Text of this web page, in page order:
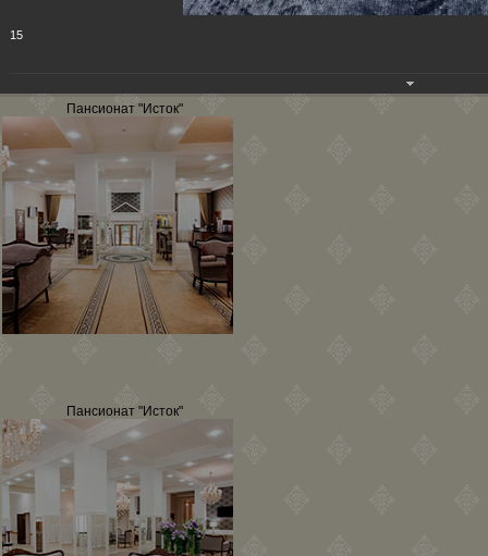
Пансионат "Исток"
Пансионат "Исток"
15